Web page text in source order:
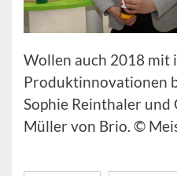
Wollen auch 2018 mit
Produktinnovationen
Sophie Reinthaler
Müller von Brio. ©